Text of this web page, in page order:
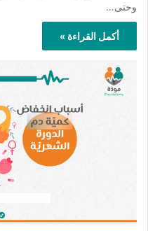
وحتى…
أكمل القراءة »